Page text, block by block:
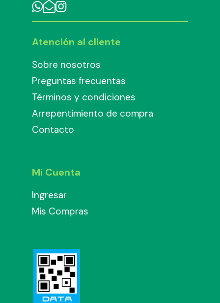
Atención al cliente
Sobre nosotros
Preguntas frecuentas
Términos y condiciones
Arrepentimiento de compra
Contacto
Mi Cuenta
Ingresar
Mis Compras